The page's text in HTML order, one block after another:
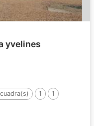
yvelines
1
1